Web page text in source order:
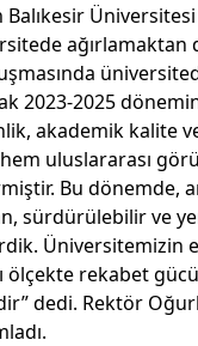
Balıkesir
2023-2025
akademik kalite
uluslararası
Bu dönemde,
sürdürülebilir ve
Üniversitemizin
ölçekte rekabet
dedi. Rektör